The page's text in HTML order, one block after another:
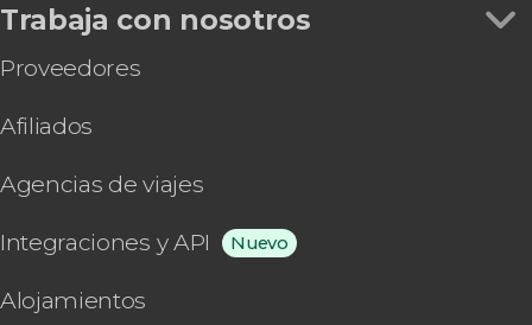
Trabaja con nosotros
Proveedores
Afiliados
Agencias de viajes
Integraciones y API Nuevo
Alojamientos